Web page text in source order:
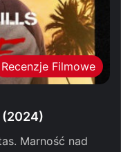
Recenzje Filmowe
(2024)
Marność nad